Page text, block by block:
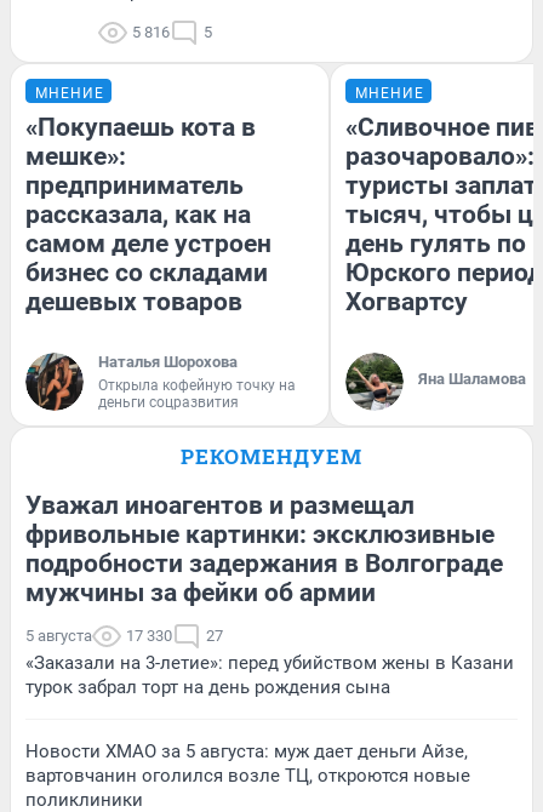
5 816 5
МНЕНИЕ
«Покупаешь кота в
мешке»:
предприниматель
рассказала, как на
самом деле устроен
бизнес со складами
дешевых товаров
Наталья Шорохова
Открыла кофейную точку на
деньги соцразвития
МНЕНИЕ
«Сливочное
разочаровало»:
туристы
тысяч, чтобы
день гулять по
Юрского
Хогвартсу
Яна Шаламова
РЕКОМЕНДУЕМ
Уважал иноагентов и размещал
фривольные картинки: эксклюзивные
подробности задержания в Волгограде
мужчины за фейки об армии
5 августа 17 330 27
«Заказали на 3-летие»: перед убийством жены в Казани
турок забрал торт на день рождения сына
Новости ХМАО за 5 августа: муж дает деньги Айзе,
вартовчанин оголился возле ТЦ, откроются новые
поликлиники